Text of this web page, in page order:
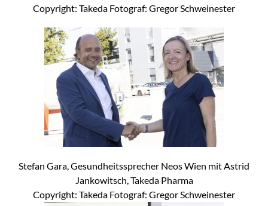
Copyright: Takeda Fotograf: Gregor Schweinester
Stefan Gara, Gesundheitssprecher Neos Wien mit Astrid
Jankowitsch, Takeda Pharma
Copyright: Takeda Fotograf: Gregor Schweinester